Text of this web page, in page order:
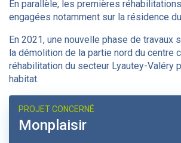
En parallèle, les premières
engagées notamment sur la résidence
En 2021, une nouvelle phase de travaux
la démolition de la partie nord du centre
réhabilitation du secteur Lyautey-Valéry
habitat.
PROJET CONCERNÉ
Monplaisir